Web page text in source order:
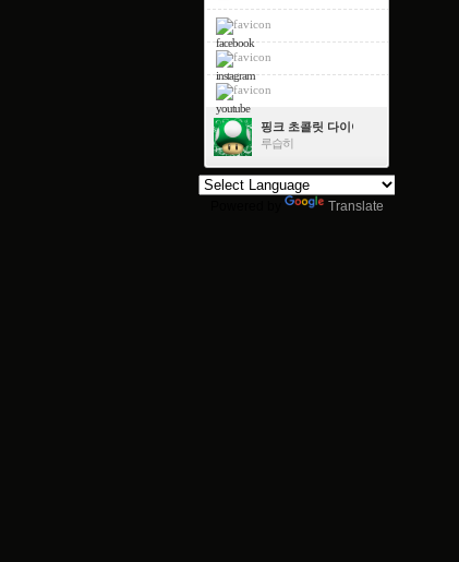
facebook
instagram
youtube
핑크 초콜릿 다이아몬드
루습히
Translate